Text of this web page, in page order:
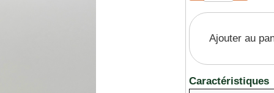
Ajouter au
Caractéristiques